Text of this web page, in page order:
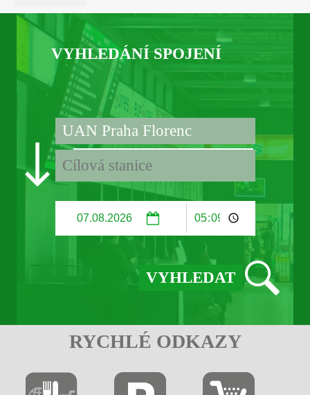
VYHLEDÁNÍ SPOJENÍ
RYCHLÉ ODKAZY